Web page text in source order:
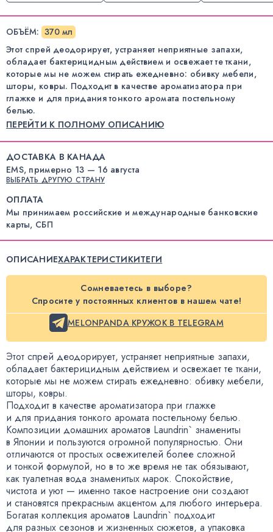
ОБЪЁМ: 370 мл
Этот спрей деодорирует, устраняет неприятные запахи,
обладает бактерицидным действием и освежает те ткани,
которые мы не можем стирать ежедневно: обивку мебели,
шторы, ковры. Подходит в качестве ароматизатора при
глажке и для придания тонкого аромата постельному
белью.
ПЕРЕЙТИ К ПОЛНОМУ ОПИСАНИЮ
ДОСТАВКА В КАНАДА
EMS, примерно 13 — 16 августа
ВЫБРАТЬ ДРУГУЮ СТРАНУ
ОПЛАТА
Мы принимаем российские и международные банковские
карты, СБП
ОПИСАНИЕХАРАКТЕРИСТИКИТЕГИ
Сомневаетесь в выборе?
Спросите у постоянных клиентов в нашем чате!
MELONPANDA КРУЖОК В TELEGRAM
Этот спрей деодорирует, устраняет неприятные запахи,
обладает бактерицидным действием и освежает те ткани,
которые мы не можем стирать ежедневно: обивку мебели,
шторы, ковры.
Подходит в качестве ароматизатора при глажке
и для придания тонкого аромата постельному белью.
Композиции домашних ароматов Laundrin` знамениты
в Японии и пользуются огромной популярностью. Они
отличаются от простых освежителей более сложной
и тонкой формулой, но в то же время не так обязывают,
как туалетная вода знаменитых марок. Спокойствие,
чистота и уют — именно такое настроение они создают
и становятся прекрасным акцентом для любого интерьера.
Богатая коллекция ароматов Laundrin` подходит
для разных сезонов и жизненных сюжетов, а упаковка